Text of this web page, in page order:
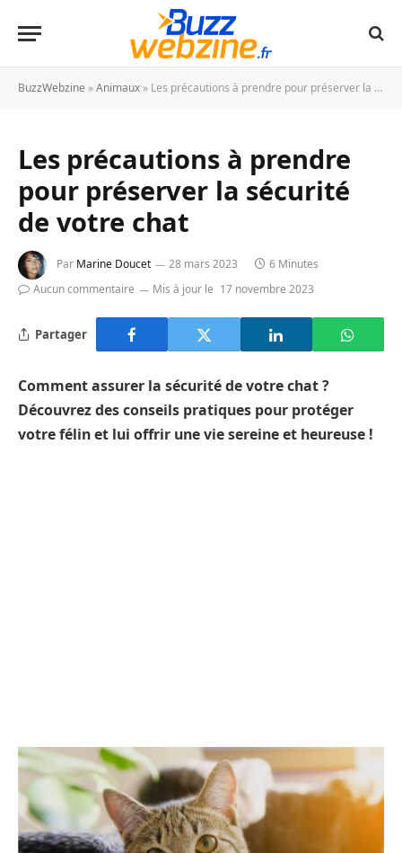
BuzzWebzine »Animaux » Les précautions à prendre pour préserver la sécurité de votre chat
Les précautions à prendre
pour préserver la sécurité
de votre chat
Par Marine Doucet 28 mars 2023
6 Minutes
Aucun commentaire
Mis à jour le 17 novembre 2023
Partager
Comment assurer la sécurité de votre chat ?
Découvrez des conseils pratiques pour protéger
votre félin et lui offrir une vie sereine et heureuse !